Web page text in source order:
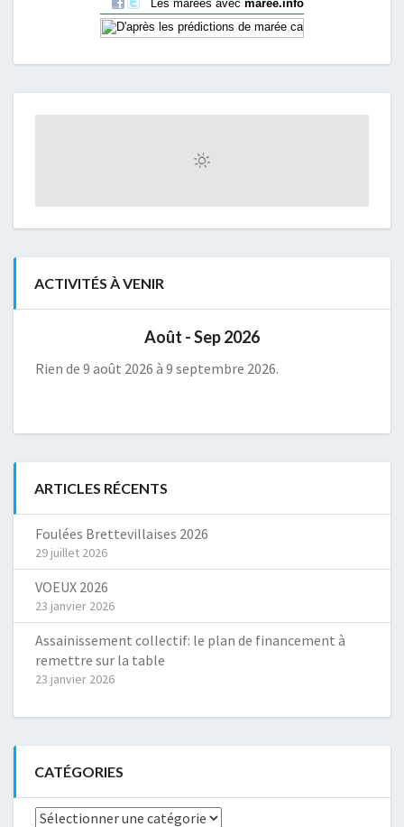
ACTIVITÉS À VENIR
Août - Sep 2026
Rien de 9 août 2026 à 9 septembre 2026.
ARTICLES RÉCENTS
Foulées Brettevillaises 2026
29 juillet 2026
VOEUX 2026
23 janvier 2026
Assainissement collectif: le plan de financement à
remettre sur la table
23 janvier 2026
CATÉGORIES
Catégories